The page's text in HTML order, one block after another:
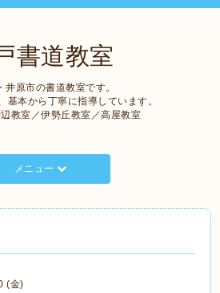
書道教室
井原市の書道教室です。
基本から丁寧に指導しています。
教室／伊勢丘教室／高屋教室
メニュー
(金)